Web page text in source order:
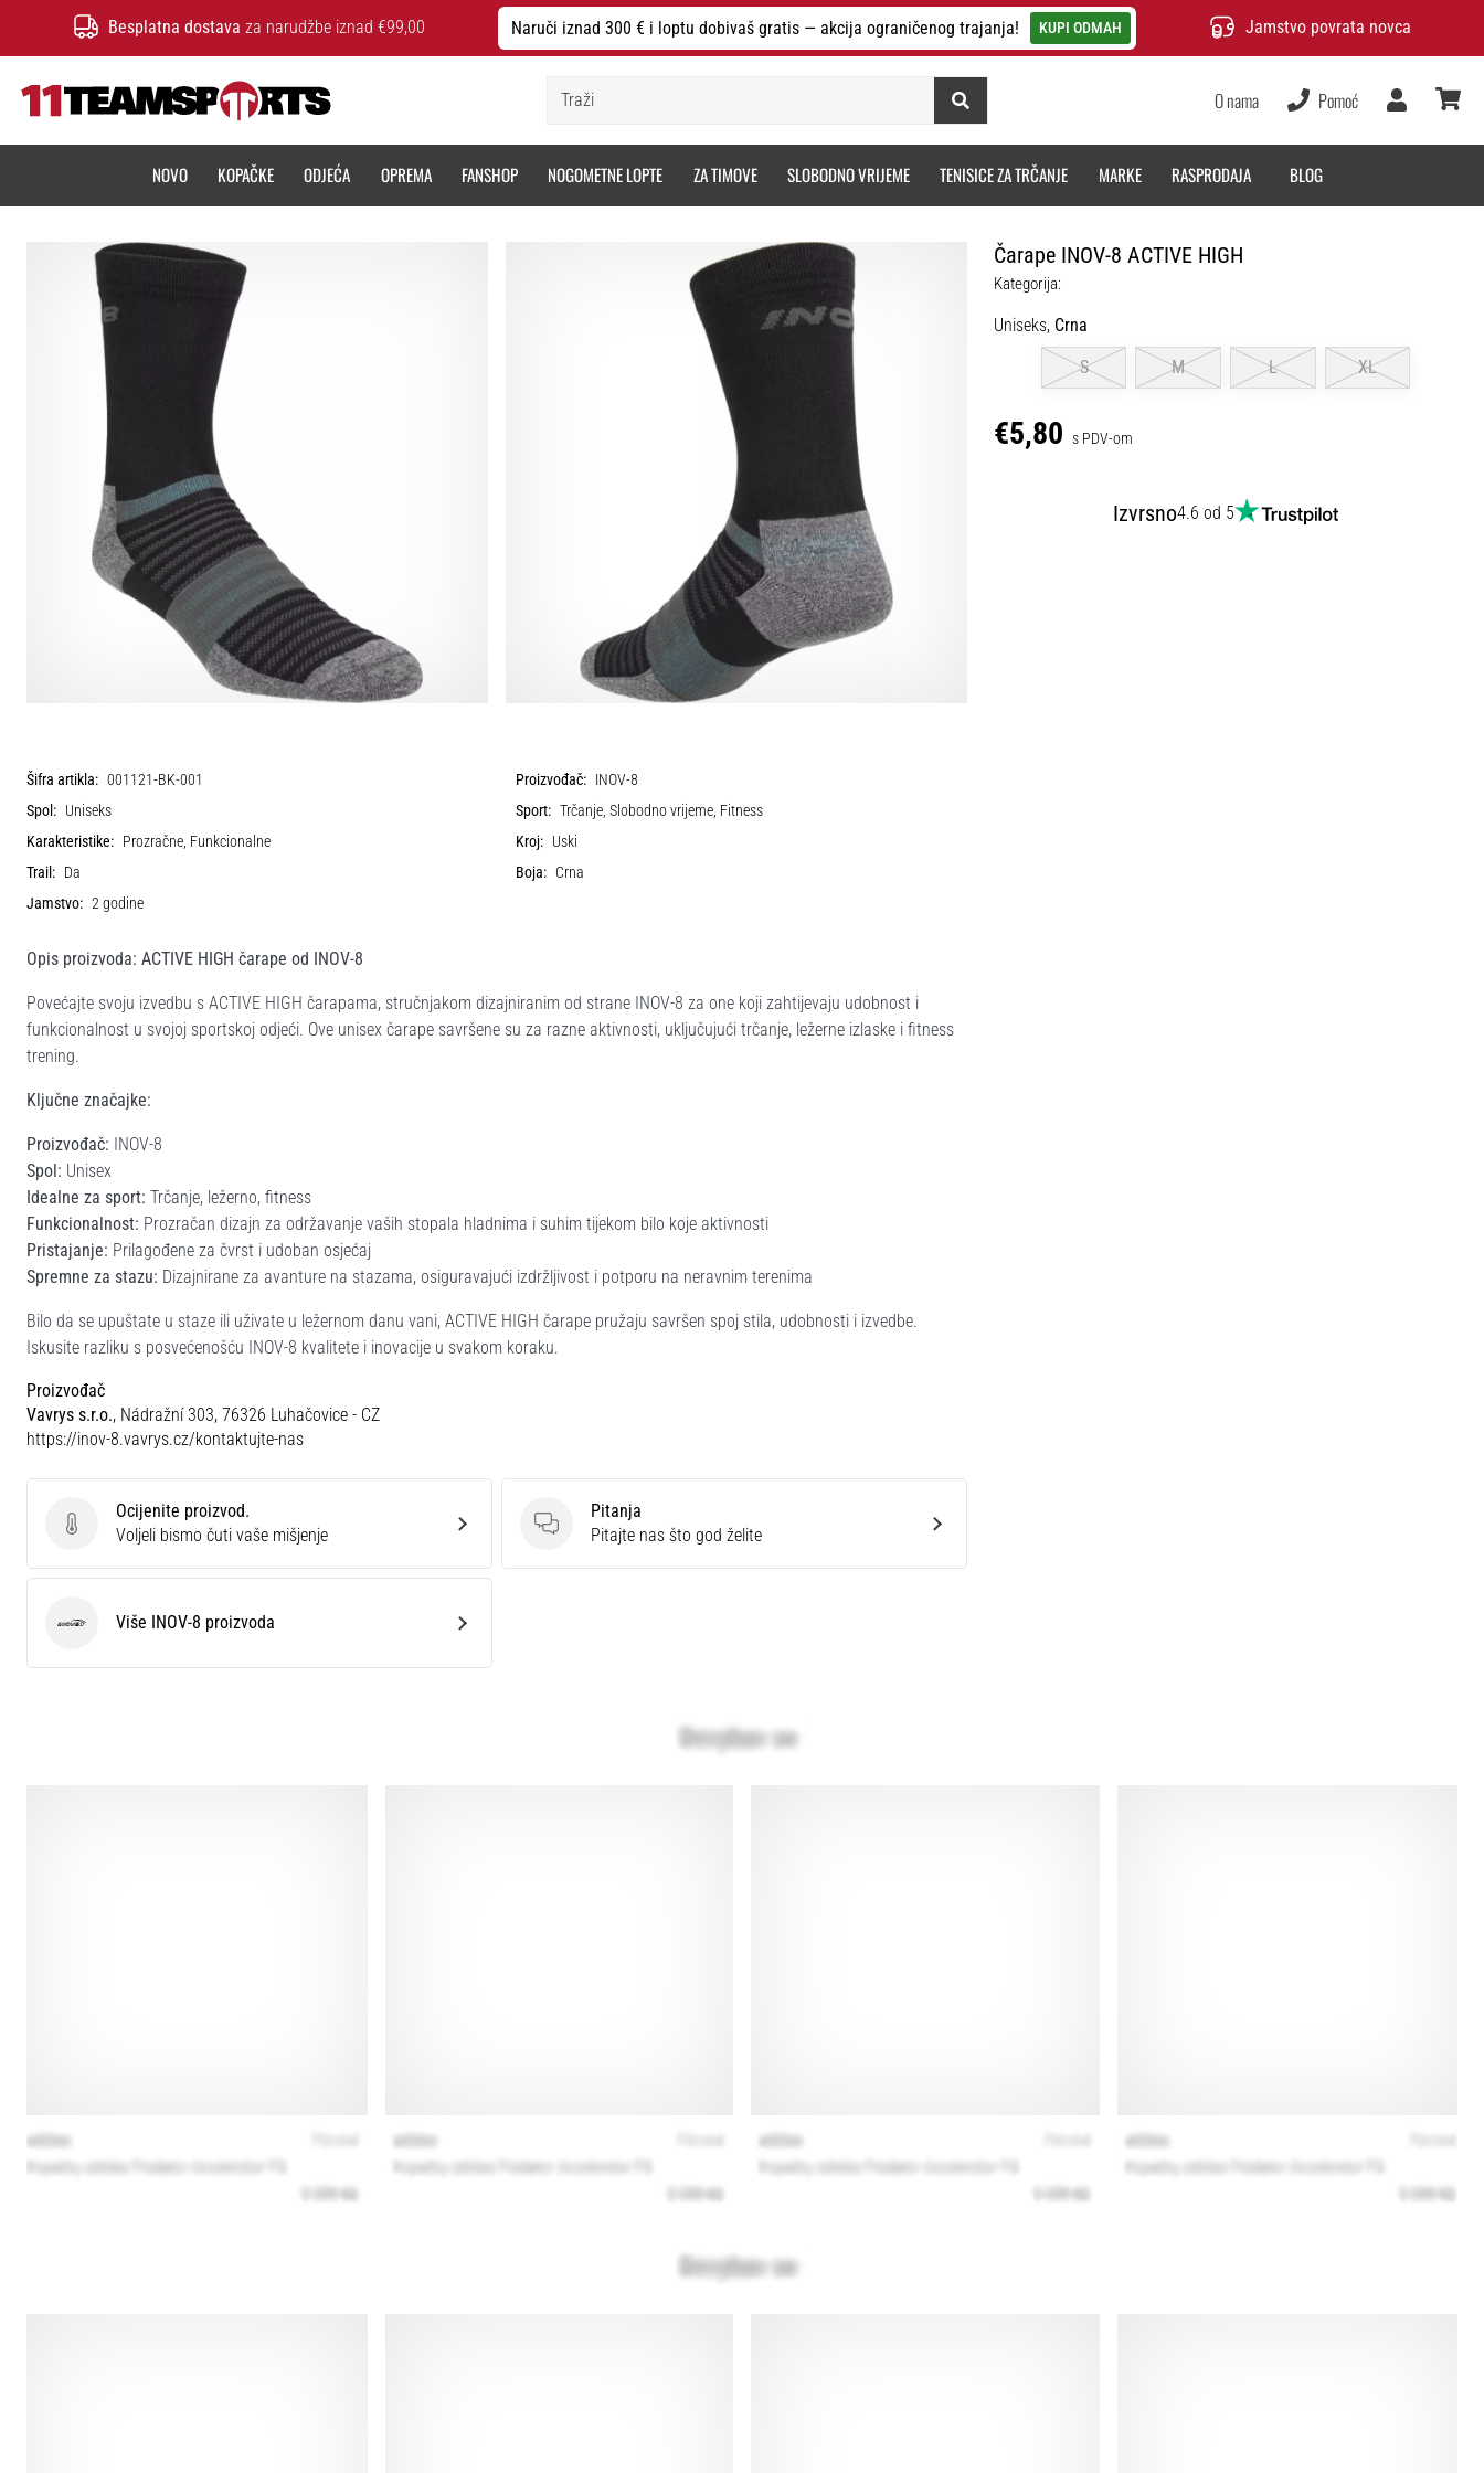
Besplatna dostava za narudžbe iznad €99,00 Naruči iznad 300 € i loptu dobivaš gratis — akcija ograničenog trajanja! KUPI ODMAH Jamstvo povrata novca
O nama Pomoć
Korisnik
NOVO KOPAČKE ODJEĆA OPREMA FANSHOP NOGOMETNE LOPTE ZA TIMOVE SLOBODNO VRIJEME TENISICE ZA TRČANJE MARKE RASPRODAJA BLOG
Čarape INOV-8 ACTIVE HIGH
Kategorija:
Uniseks, Crna
S
M L XL
€5,80 s PDV-om
Izvrsno4.6 od 5
Šifra artikla: 001121-BK-001 Proizvođač: INOV-8
Spol: Uniseks Sport: Trčanje, Slobodno vrijeme, Fitness
Karakteristike: Prozračne, Funkcionalne Kroj: Uski
Trail: Da Boja: Crna
Jamstvo: 2 godine
Opis proizvoda: ACTIVE HIGH čarape od INOV-8
Povećajte svoju izvedbu s ACTIVE HIGH čarapama, stručnjakom dizajniranim od strane INOV-8 za one koji zahtijevaju udobnost i
funkcionalnost u svojoj sportskoj odjeći. Ove unisex čarape savršene su za razne aktivnosti, uključujući trčanje, ležerne izlaske i fitness
trening.
Ključne značajke:
Proizvođač: INOV-8
Spol: Unisex
Idealne za sport: Trčanje, ležerno, fitness
Funkcionalnost: Prozračan dizajn za održavanje vaših stopala hladnima i suhim tijekom bilo koje aktivnosti
Pristajanje: Prilagođene za čvrst i udoban osjećaj
Spremne za stazu: Dizajnirane za avanture na stazama, osiguravajući izdržljivost i potporu na neravnim terenima
Bilo da se upuštate u staze ili uživate u ležernom danu vani, ACTIVE HIGH čarape pružaju savršen spoj stila, udobnosti i izvedbe.
Iskusite razliku s posvećenošću INOV-8 kvalitete i inovacije u svakom koraku.
Proizvođač
Vavrys s.r.o., Nádražní 303, 76326 Luhačovice - CZ
https://inov-8.vavrys.cz/kontaktujte-nas
Ocijenite proizvod.
Ocijenite proizvod.
Voljeli bismo čuti vaše mišjenje
Pitanja
Pitanja
Pitajte nas što god želite
INOV-8 Više INOV-8 proizvoda